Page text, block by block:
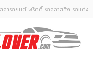
คารถยนต์ พริตตี้ รถคลาสสิค รถแต่ง